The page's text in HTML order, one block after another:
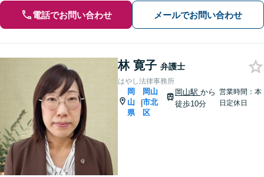
電話でお問い合わせ メールでお問い合わせ
林 寛子 弁護士
はやし法律事務所
岡
山
県
|
岡山
市北
区
岡山駅 から
徒歩10分
営業時間：本
日定休日